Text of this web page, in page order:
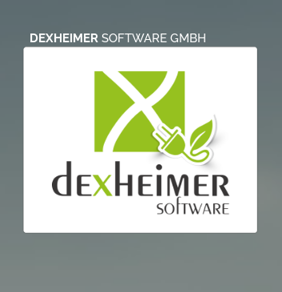
DEXHEIMER SOFTWARE GMBH